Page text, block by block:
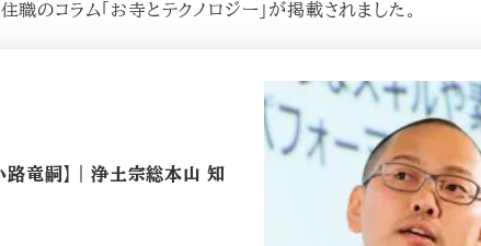
職のコラム「お寺とテクノロジー」が掲載されました。
小路竜嗣】｜浄土宗総本山 知